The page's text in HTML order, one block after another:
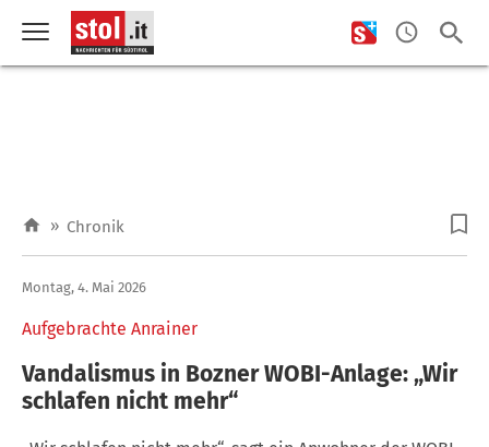
» Chronik
Aufgebrachte Anrainer
Montag, 4. Mai 2026
Vandalismus in Bozner WOBI-Anlage: „Wir
schlafen nicht mehr“